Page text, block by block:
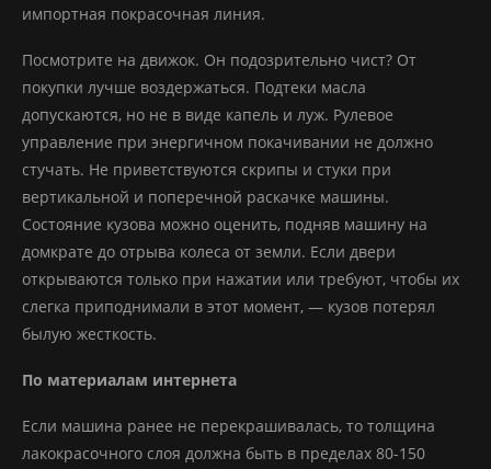
импортная покрасочная линия.
Посмотрите на движок. Он подозрительно чист? От
покупки лучше воздержаться. Подтеки масла
допускаются, но не в виде капель и луж. Рулевое
управление при энергичном покачивании не должно
стучать. Не приветствуются скрипы и стуки при
вертикальной и поперечной раскачке машины.
Состояние кузова можно оценить, подняв машину на
домкрате до отрыва колеса от земли. Если двери
открываются только при нажатии или требуют, чтобы их
слегка приподнимали в этот момент, — кузов потерял
былую жесткость.
По материалам интернета
Если машина ранее не перекрашивалась, то толщина
лакокрасочного слоя должна быть в пределах 80-150